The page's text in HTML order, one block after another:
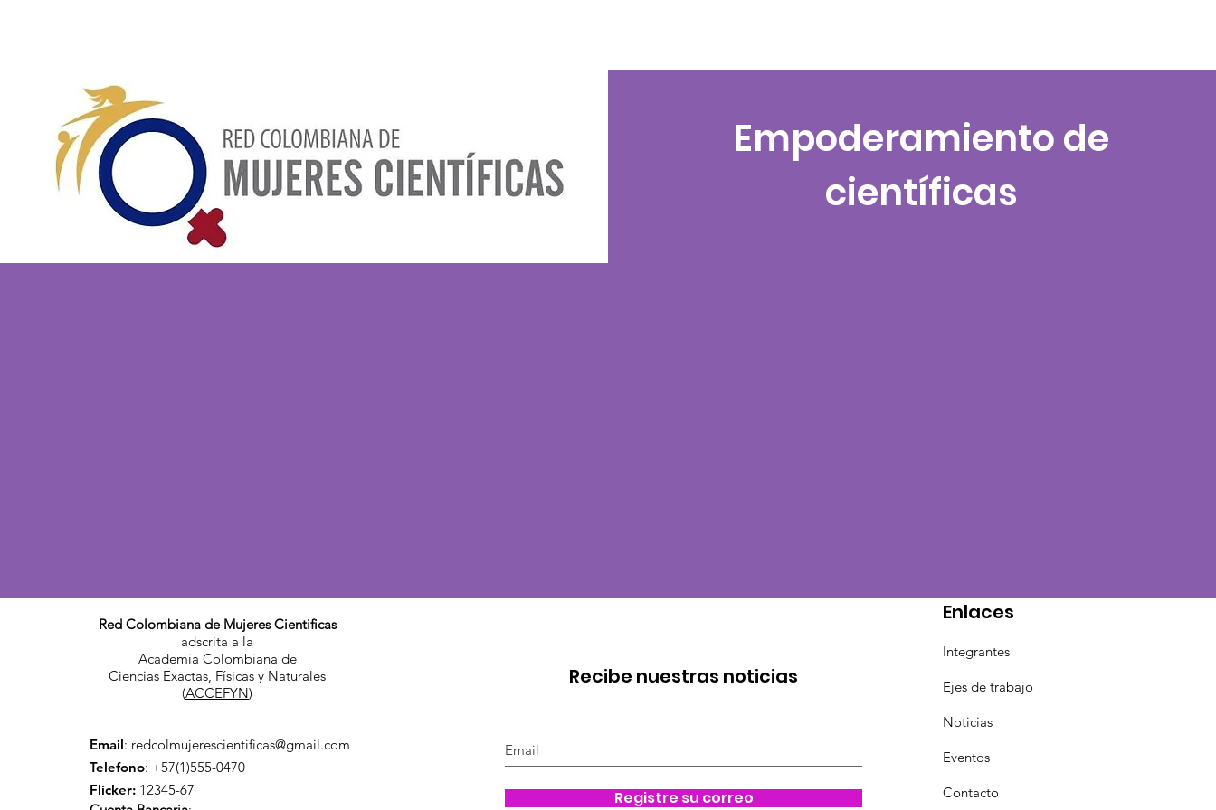
Empoderamiento de
científicas
Red Colombiana de Mujeres Cientificas
adscrita a la
Academia Colombiana de
Ciencias Exactas, Físicas y Naturales
(ACCEFYN)
Email: redcolmujerescientificas@gmail.com
Telefono: +57(1)555-0470
Flicker: 12345-67
Recibe nuestras noticias
Registre su correo
Enlaces
Integrantes
Ejes de trabajo
Noticias
Eventos
Contacto